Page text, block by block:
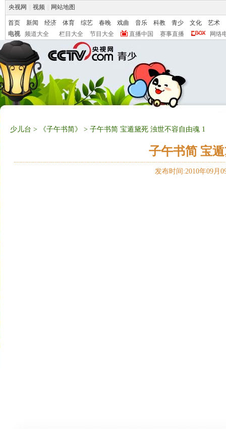
央视网 视频 网站地图
首页 新闻 经济 体育 综艺 春晚 戏曲 音乐 科教 青少 文化
艺术
电视
频道大全 栏目大全 节目大全 直播中国 赛事直播 网络
少儿台 > 《子午书简》 > 子午书简 宝遁黛死 浊世不容自由魂 1
子午书简 宝
发布时间:2010年09月